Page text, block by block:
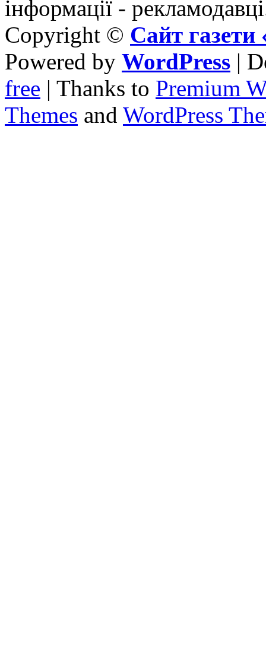
інформації -
Copyright © Сайт
Powered by WordPress |
free | Thanks to Premium
Themes and WordPress